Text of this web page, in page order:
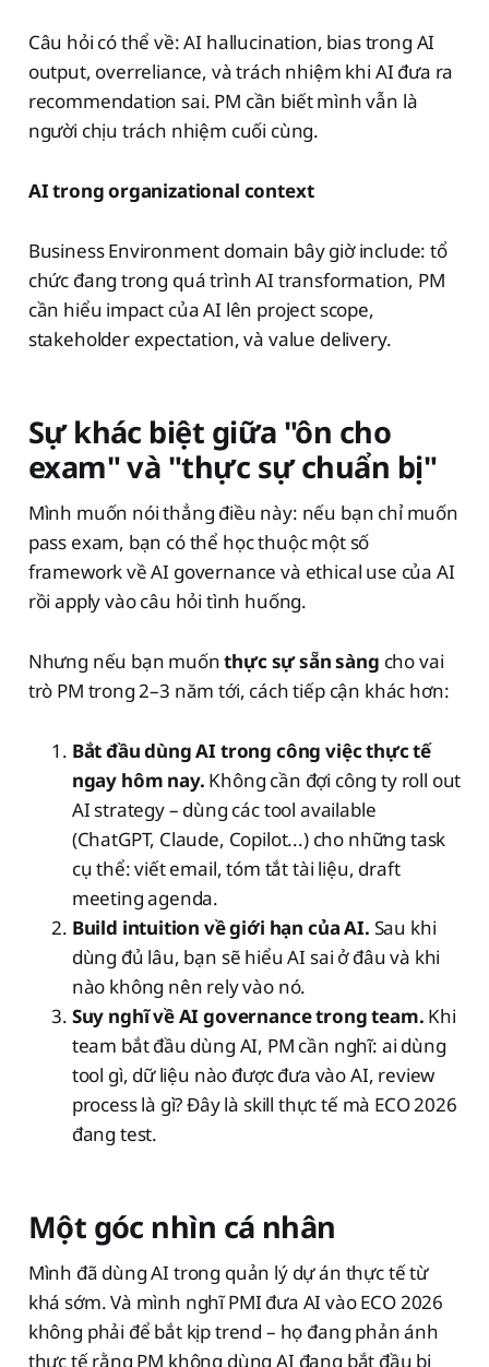
Câu hỏi có thể về: AI hallucination, bias trong AI
output, overreliance, và trách nhiệm khi AI đưa ra
recommendation sai. PM cần biết mình vẫn là
người chịu trách nhiệm cuối cùng.
AI trong organizational context
Business Environment domain bây giờ include: tổ
chức đang trong quá trình AI transformation, PM
cần hiểu impact của AI lên project scope,
stakeholder expectation, và value delivery.
Sự khác biệt giữa "ôn cho
exam" và "thực sự chuẩn bị"
Mình muốn nói thẳng điều này: nếu bạn chỉ muốn
pass exam, bạn có thể học thuộc một số
framework về AI governance và ethical use của AI
rồi apply vào câu hỏi tình huống.
Nhưng nếu bạn muốnthực sự sẵn sàng cho vai
trò PM trong 2–3 năm tới, cách tiếp cận khác hơn:
Bắt đầu dùng AI trong công việc thực tế
ngay hôm nay. Không cần đợi công ty roll out
AI strategy – dùng các tool available
(ChatGPT, Claude, Copilot...) cho những task
cụ thể: viết email, tóm tắt tài liệu, draft
meeting agenda.
Build intuition về giới hạn của AI. Sau khi
dùng đủ lâu, bạn sẽ hiểu AI sai ở đâu và khi
nào không nên rely vào nó.
Suy nghĩ về AI governance trong team. Khi
team bắt đầu dùng AI, PM cần nghĩ: ai dùng
tool gì, dữ liệu nào được đưa vào AI, review
process là gì? Đây là skill thực tế mà ECO 2026
đang test.
Một góc nhìn cá nhân
Mình đã dùng AI trong quản lý dự án thực tế từ
khá sớm. Và mình nghĩ PMI đưa AI vào ECO 2026
không phải để bắt kịp trend – họ đang phản ánh
thực tế rằng PM không dùng AI đang bắt đầu bị